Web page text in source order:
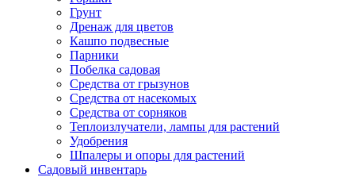
Грунт
Дренаж для цветов
Кашпо подвесные
Парники
Побелка садовая
Средства от грызунов
Средства от насекомых
Средства от сорняков
Теплоизлучатели, лампы для растений
Удобрения
Шпалеры и опоры для растений
Садовый инвентарь